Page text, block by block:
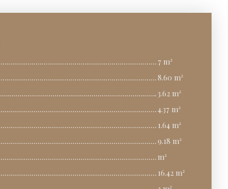
7 m²
8.60 m²
3.62 m²
4.37 m²
1.64 m²
9.18 m²
m²
16.42 m²